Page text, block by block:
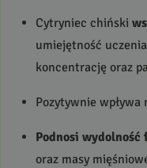
Cytryniec chiński
umiejętność
koncentrację oraz
Pozytywnie wpływa
Podnosi wydolność
oraz masy